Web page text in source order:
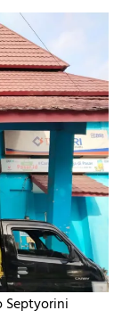
Septyorini